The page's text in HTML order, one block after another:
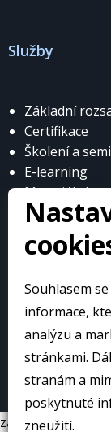
Služby
Základní
Certifikace
Školení a
E-learning
Materiály k
© Česká
zavrit
Souhlasem
informace,
analýzu a
stránkami. Dále souhlasíte s předáním údajů třetím
stranám a
poskytnuté
zneužití.